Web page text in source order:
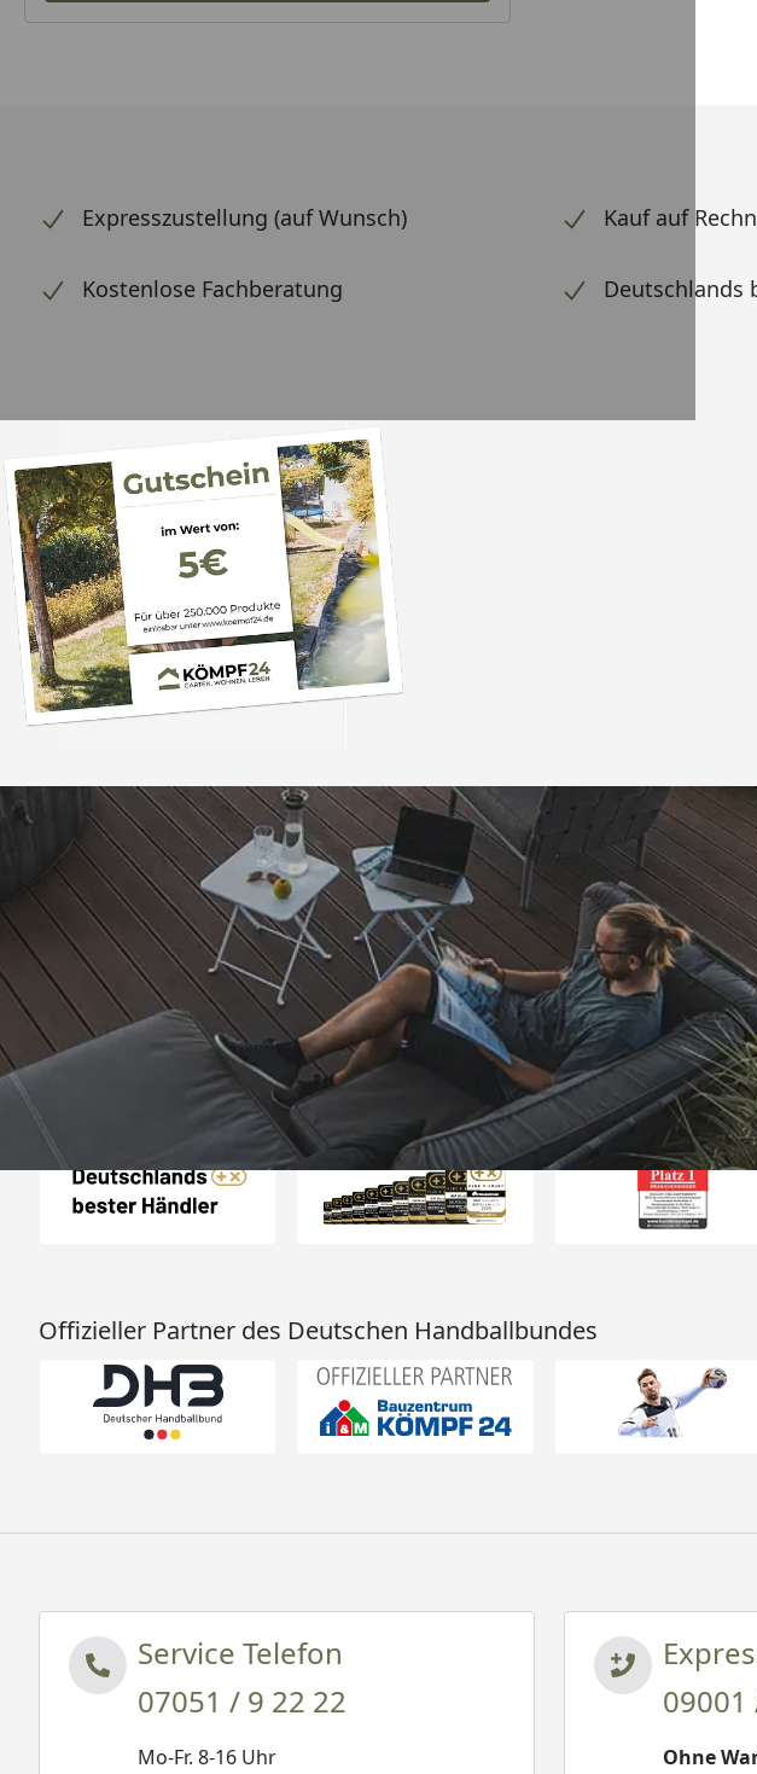
Expresszustellung (auf Wunsch) Kauf auf
Kostenlose Fachberatung Deutschlands
Trusted Shops
4,81/ 5
25.948 Bewertungen
„- Retouren Bearbeitung wurde
umgehend erledigt“
04.08.2026
Auszeichnungen
Offizieller Partner des Deutschen Handballbundes
Service Telefon
07051 / 9 22 22
Mo-Fr. 8-16 Uhr
09001
Ohne